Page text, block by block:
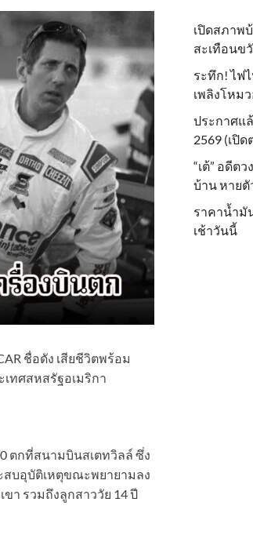
ชื่อดัง เสียชีวิตพร้อม
ทศสหสรัฐอเมริกา
ตกที่สนามบินสเตทวิลล์ ซึ่ง
สบอุบัติเหตุขณะพยายามลง
า รวมถึงลูกสาววัย 14 ปี
เปิดสภาพ
สะเทือนข
ระทึก! ไฟ
เพลิงโหม
ประกาศแ
2569 (เปิด
“เต้” อดีต
บ้าน หายตั
ราคาน้ำมั
เช้าวันนี้